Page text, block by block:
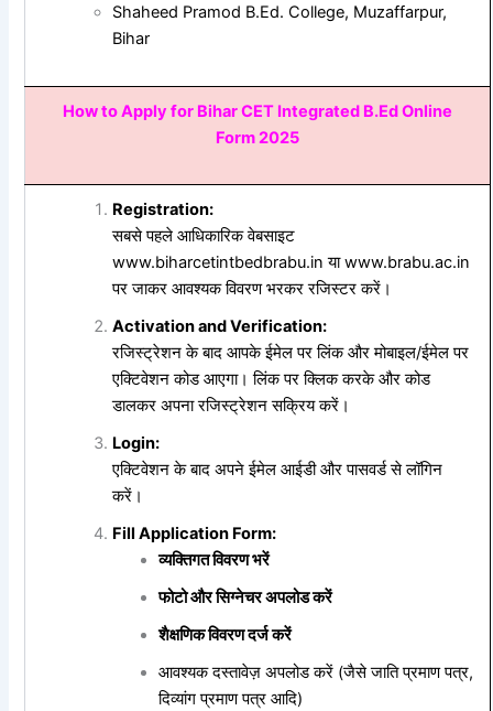
Shaheed Pramod B.Ed. College, Muzaffarpur,
Bihar
How to Apply for Bihar CET Integrated B.Ed Online
Form 2025
Registration:
सबसे पहले आधिकारिक वेबसाइट
www.biharcetintbedbrabu.in याwww.brabu.ac.in
पर जाकर आवश्यक विवरण भरकर रजिस्टर करें।
Activation and Verification:
रजिस्ट्रेशन के बाद आपके ईमेल पर लिंक और मोबाइल/ईमेल पर
एक्टिवेशन कोड आएगा। लिंक पर क्लिक करके और कोड
डालकर अपना रजिस्ट्रेशन सक्रिय करें।
Login:
एक्टिवेशन के बाद अपने ईमेल आईडी और पासवर्ड से लॉगिन
करें।
Fill Application Form:
व्यक्तिगतविवरणभरें
फोटोऔरसिग्नेचरअपलोडकरें
शैक्षणिकविवरणदर्जकरें
आवश्यक दस्तावेज़ अपलोड करें (जैसे जाति प्रमाण पत्र,
दिव्यांग प्रमाण पत्र आदि)